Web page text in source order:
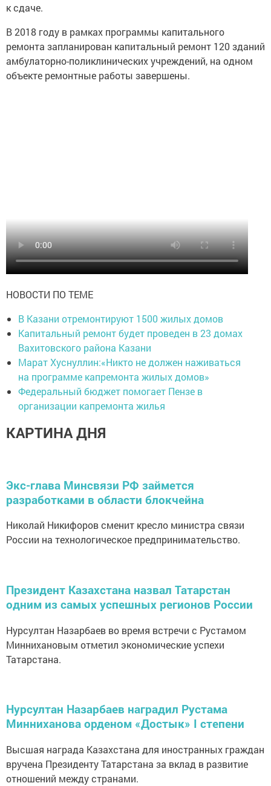
к сдаче.
В 2018 году в рамках программы капитального
ремонта запланирован капитальный ремонт 120 зданий
амбулаторно-поликлинических учреждений, на одном
объекте ремонтные работы завершены.
НОВОСТИ ПО ТЕМЕ
В Казани отремонтируют 1500 жилых домов
Капитальный ремонт будет проведен в 23 домах
Вахитовского района Казани
Марат Хуснуллин:«Никто не должен наживаться
на программе капремонта жилых домов»
Федеральный бюджет помогает Пензе в
организации капремонта жилья
КАРТИНА ДНЯ
Экс-глава Минсвязи РФ займется
разработками в области блокчейна
Николай Никифоров сменит кресло министра связи
России на технологическое предпринимательство.
Президент Казахстана назвал Татарстан
одним из самых успешных регионов России
Нурсултан Назарбаев во время встречи с Рустамом
Миннихановым отметил экономические успехи
Татарстана.
Нурсултан Назарбаев наградил Рустама
Минниханова орденом «Достык» I степени
Высшая награда Казахстана для иностранных граждан
вручена Президенту Татарстана за вклад в развитие
отношений между странами.